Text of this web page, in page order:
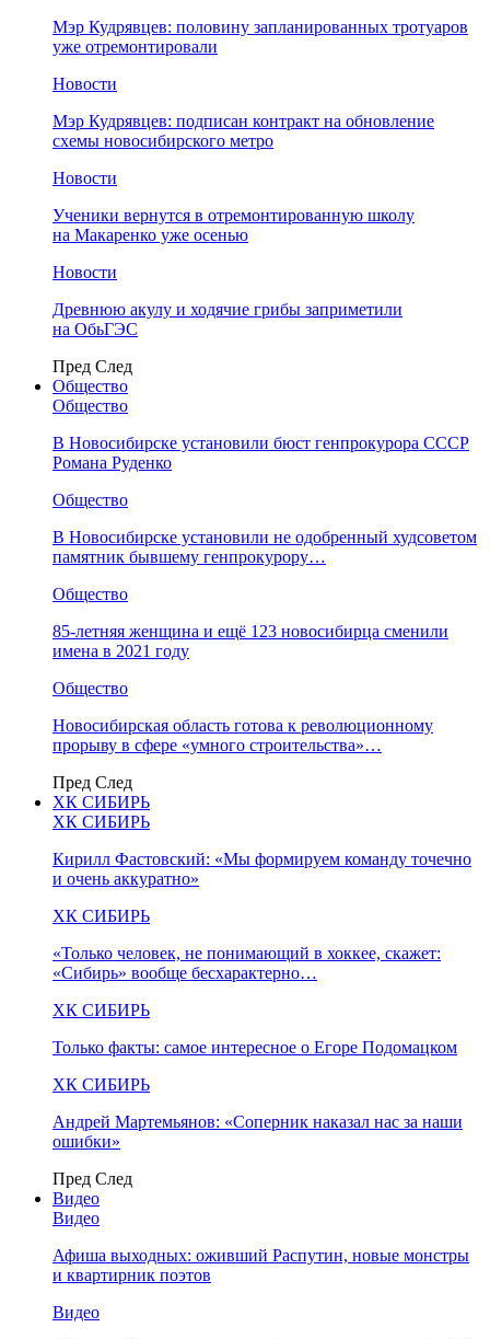
Мэр Кудрявцев: половину запланированных тротуаров
уже отремонтировали
Новости
Мэр Кудрявцев: подписан контракт на обновление
схемы новосибирского метро
Новости
Ученики вернутся в отремонтированную школу
на Макаренко уже осенью
Новости
Древнюю акулу и ходячие грибы заприметили
на ОбьГЭС
Пред След
Общество
Общество
В Новосибирске установили бюст генпрокурора СССР
Романа Руденко
Общество
В Новосибирске установили не одобренный худсоветом
памятник бывшему генпрокурору…
Общество
85-летняя женщина и ещё 123 новосибирца сменили
имена в 2021 году
Общество
Новосибирская область готова к революционному
прорыву в сфере «умного строительства»…
Пред След
ХК СИБИРЬ
ХК СИБИРЬ
Кирилл Фастовский: «Мы формируем команду точечно
и очень аккуратно»
ХК СИБИРЬ
«Только человек, не понимающий в хоккее, скажет:
«Сибирь» вообще бесхарактерно…
ХК СИБИРЬ
Только факты: самое интересное о Егоре Подомацком
ХК СИБИРЬ
Андрей Мартемьянов: «Соперник наказал нас за наши
ошибки»
Пред След
Видео
Видео
Афиша выходных: оживший Распутин, новые монстры
и квартирник поэтов
Видео